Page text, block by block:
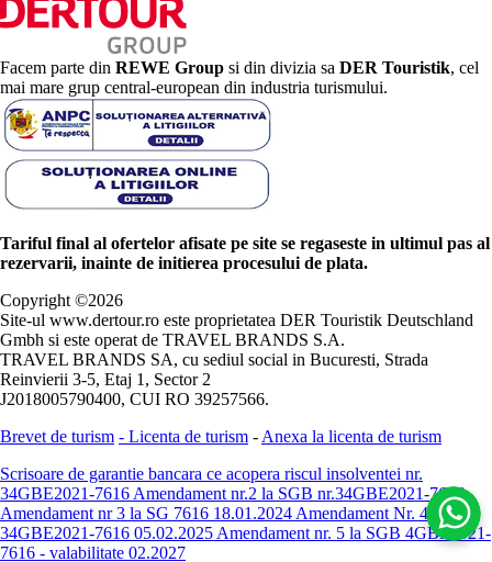
Facem parte din REWE Group si din divizia sa DER Touristik, cel
mai mare grup central-european din industria turismului.
Tariful final al ofertelor afisate pe site se regaseste in ultimul pas al
rezervarii, inainte de initierea procesului de plata.
Copyright ©2026
Site-ul www.dertour.ro este proprietatea DER Touristik Deutschland
Gmbh si este operat de TRAVEL BRANDS S.A.
TRAVEL BRANDS SA, cu sediul social in Bucuresti, Strada
Reinvierii 3-5, Etaj 1, Sector 2
J2018005790400, CUI RO 39257566.
Brevet de turism - Licenta de turism - Anexa la licenta de turism
Scrisoare de garantie bancara ce acopera riscul insolventei nr.
34GBE2021-7616 Amendament nr.2 la SGB nr.34GBE2021-7616
Amendament nr 3 la SG 7616 18.01.2024 Amendament Nr. 4 -
34GBE2021-7616 05.02.2025 Amendament nr. 5 la SGB 4GBE2021-
7616 - valabilitate 02.2027